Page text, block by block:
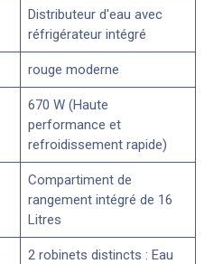
Distributeur d'eau avec
réfrigérateur intégré
rouge moderne
670 W (Haute
performance et
refroidissement rapide)
Compartiment de
rangement intégré de 16
Litres
2 robinets distincts : Eau